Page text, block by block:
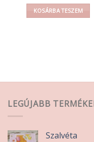
KOSÁRBA TESZEM
LEGÚJABB
Szalvéta